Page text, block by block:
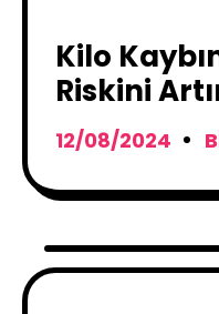
Kilo
Riskini
Çıkaran
12/08/2024